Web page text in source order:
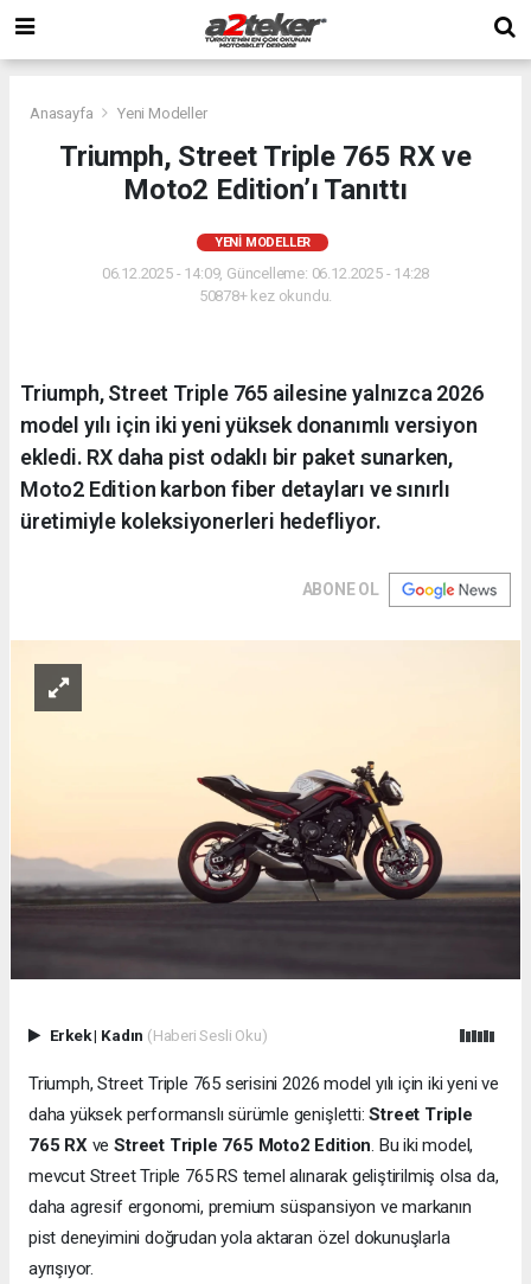
Anasayfa Yeni Modeller
Triumph, Street Triple 765 RX ve
Moto2 Edition’ı Tanıttı
YENI MODELLER
06.12.2025 - 14:09, Güncelleme: 06.12.2025 - 14:28
50878+ kez okundu.
Triumph, Street Triple 765 ailesine yalnızca 2026
model yılı için iki yeni yüksek donanımlı versiyon
ekledi. RX daha pist odaklı bir paket sunarken,
Moto2 Edition karbon fiber detayları ve sınırlı
üretimiyle koleksiyonerleri hedefliyor.
ABONE OL
Erkek| Kadın (Haberi Sesli Oku)
Triumph, Street Triple 765 serisini 2026 model yılı için iki yeni ve
daha yüksek performanslı sürümle genişletti:Street Triple
765 RXveStreet Triple 765 Moto2 Edition. Bu iki model,
mevcut Street Triple 765 RS temel alınarak geliştirilmiş olsa da,
daha agresif ergonomi, premium süspansiyon ve markanın
pist deneyimini doğrudan yola aktaran özel dokunuşlarla
ayrışıyor.